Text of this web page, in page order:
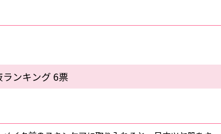
ンキング 6票